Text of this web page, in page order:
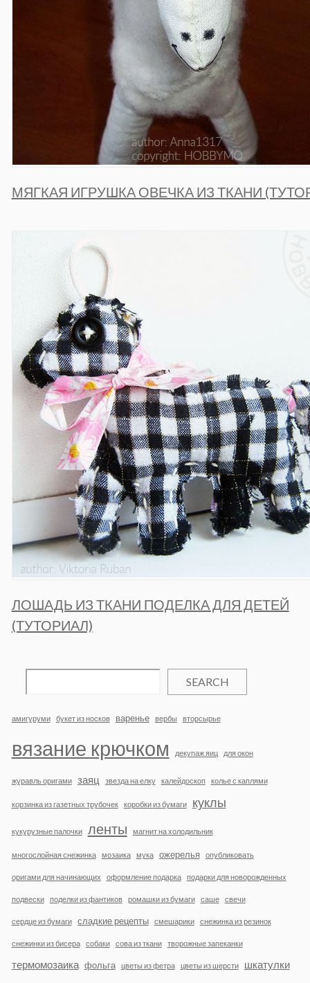
МЯГКАЯ ИГРУШКА ОВЕЧКА ИЗ ТКАНИ
ЛОШАДЬ ИЗ ТКАНИ ПОДЕЛКА ДЛЯ ДЕТЕЙ
(ТУТОРИАЛ)
SEARCH
амигуруми букет из носков варенье вербы вторсырье
вязание крючком декупаж яиц для окон
журавль оригами заяц звезда на елку калейдоскоп колье с каплями
корзинка из газетных трубочек коробки из бумаги куклы
кукурузные палочки ленты магнит на холодильник
многослойная снежинка мозаика мука ожерелья опубликовать
оригами для начинающих оформление подарка подарки для новорожденных
подвески поделки из фантиков ромашки из бумаги саше свечи
сердце из бумаги сладкие рецепты смешарики снежинка из резинок
снежинки из бисера собаки сова из ткани творожные запеканки
термомозаика фольга цветы из фетра цветы из шерсти шкатулки